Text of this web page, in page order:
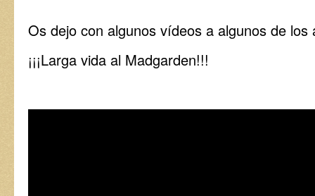
Os dejo con algunos vídeos a algunos de los
¡¡¡Larga vida al Madgarden!!!